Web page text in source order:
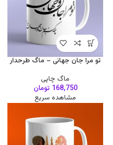
تو مرا جان جهانی – ماگ طرحدار
ماگ چاپی
168,750 تومان
مشاهده سریع